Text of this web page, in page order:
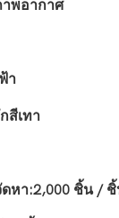
พอากาศ
า
สีเทา
หา:2,000 ชิ้น /